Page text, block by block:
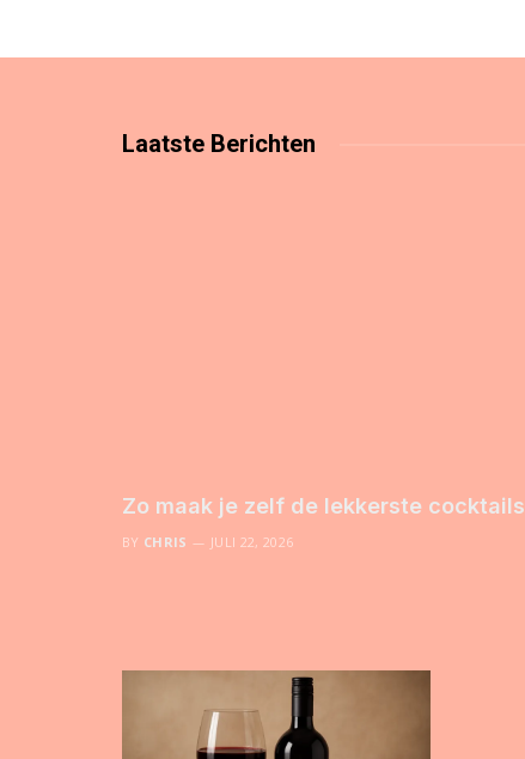
Laatste Berichten
Zo maak je zelf de lekkerste cocktails
BY CHRIS JULI 22, 2026